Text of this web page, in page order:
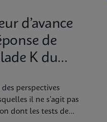
d’avance
de
K du
perspectives
il ne s’agit pas
dont les tests de